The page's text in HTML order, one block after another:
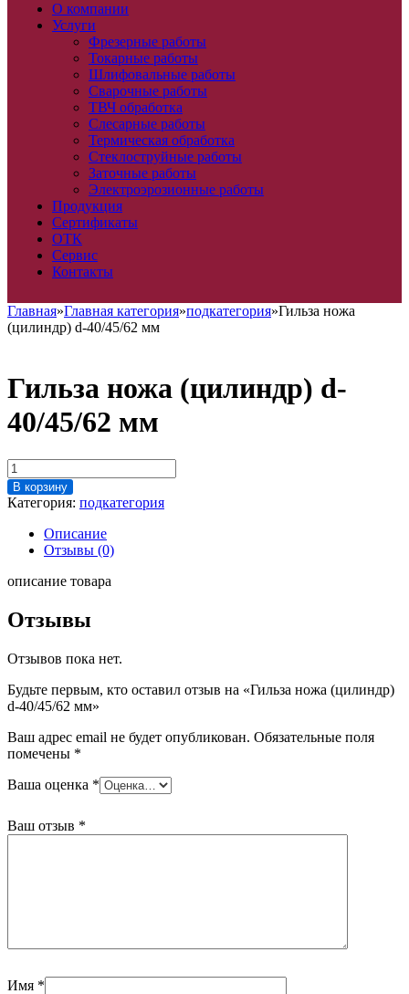
О компании
Услуги
Фрезерные работы
Токарные работы
Шлифовальные работы
Сварочные работы
ТВЧ обработка
Слесарные работы
Термическая обработка
Стеклоструйные работы
Заточные работы
Электроэрозионные работы
Продукция
Сертификаты
ОТК
Сервис
Контакты
Главная»Главная категория»подкатегория»Гильза ножа
(цилиндр) d-40/45/62 мм
Гильза ножа (цилиндр) d-
40/45/62 мм
Количество
товара
Гильза
(цилиндр)
мм
В корзину
Категория: подкатегория
Описание
Отзывы (0)
описание товара
Отзывы
Отзывов пока нет.
Будьте первым, кто оставил отзыв на «Гильза ножа (цилиндр)
d-40/45/62 мм»
Ваш адрес email не будет опубликован. Обязательные поля
помечены *
Ваша оценка *
Ваш отзыв *
Имя *